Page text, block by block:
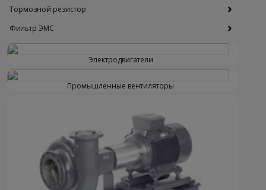
Тормозной резистор
Фильтр ЭМС
Электродвигатели
Промышленные вентиляторы